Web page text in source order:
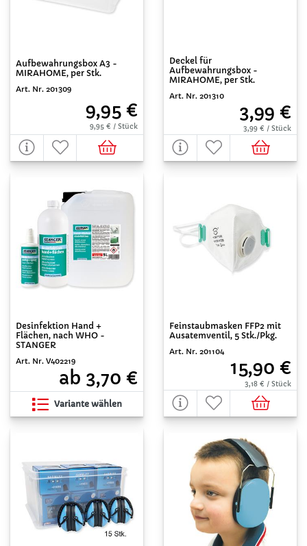
Aufbewahrungsbox A3 -
MIRAHOME, per Stk.
Art. Nr. 201309
9,95 €
9,95 € / Stück
Deckel für
Aufbewahrungsbox -
MIRAHOME, per Stk.
Art. Nr. 201310
3,99 €
3,99 € / Stück
Desinfektion Hand +
Flächen, nach WHO -
STANGER
Art. Nr. V402219
ab 3,70 €
Variante wählen
Feinstaubmasken FFP2 mit
Ausatemventil, 5 Stk./Pkg.
Art. Nr. 201104
15,90 €
3,18 € / Stück